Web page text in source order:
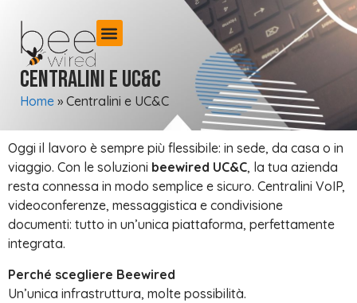
Centralini e UC&C
Home » Centralini e UC&C
Oggi il lavoro è sempre più flessibile: in sede, da casa o in
viaggio. Con le soluzioni beewired UC&C, la tua azienda
resta connessa in modo semplice e sicuro. Centralini VoIP,
videoconferenze, messaggistica e condivisione
documenti: tutto in un’unica piattaforma, perfettamente
integrata.
Perché scegliere Beewired
Un’unica infrastruttura, molte possibilità.